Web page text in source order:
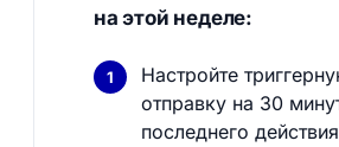
на этой неделе:
Настройте
отправку на 30
последнего